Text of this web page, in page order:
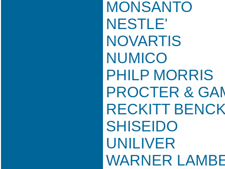
MONSANTO
NESTLE'
NOVARTIS
NUMICO
PHILP MORRIS
PROCTER &
RECKITT
SHISEIDO
UNILIVER
WARNER